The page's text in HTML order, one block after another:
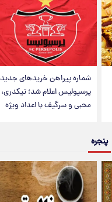
شماره پیراهن خریدهای جدید
پرسپولیس اعلام شد؛ تیکدری،
محبی و سرگیف با اعداد ویژه
پنجره